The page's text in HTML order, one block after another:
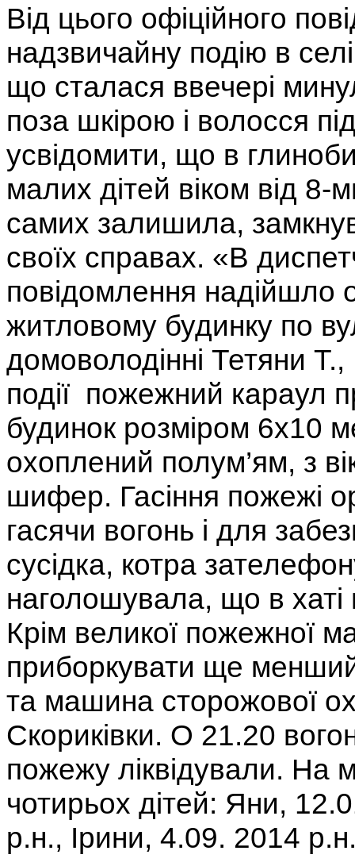
Від цього офіційного
надзвичайну подію в
що сталася ввечері
поза шкірою і волосся
усвідомити, що в
малих дітей віком від 8-
самих залишила,
своїх справах. «В
повідомлення
житловому будинку по
домоволодінні Тетяни
події пожежний караул
будинок розміром 6х10
охоплений полум’ям, з
шифер. Гасіння пожежі
гасячи вогонь і для
сусідка, котра
наголошувала, що в
Крім великої пожежної
приборкувати ще
та машина сторожової
Скориківки. О 21.20
пожежу ліквідували. На
чотирьох дітей: Яни,
р.н., Ірини, 4.09. 2014